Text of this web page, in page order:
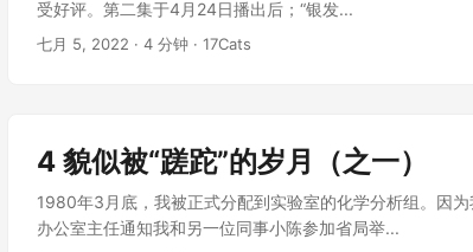
受好评。第二集于4月24日播出后；“银发...
七月 5, 2022 · 4 分钟 · 17Cats
4 貌似被“蹉跎”的岁月（之一）
1980年3月底，我被正式分配到实验室的化学分析组。因
办公室主任通知我和另一位同事小陈参加省局举...